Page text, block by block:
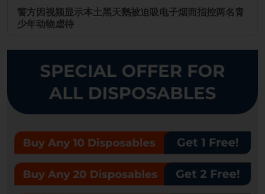
警方因视频显示本土黑天鹅被迫吸电子烟而指控两名青
少年动物虐待